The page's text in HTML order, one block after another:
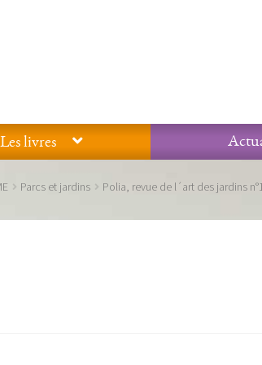
Les livres
Parcs et jardins Polia, revue de l´art des jardins